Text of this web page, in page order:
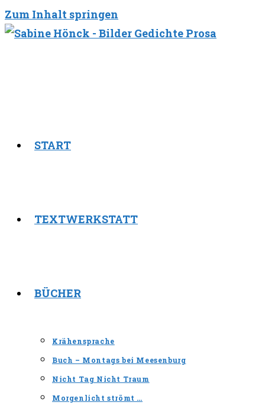
Zum Inhalt springen
START
TEXTWERKSTATT
BÜCHER
Krähensprache
Buch – Montags bei Meesenburg
Nicht Tag Nicht Traum
Morgenlicht strömt …